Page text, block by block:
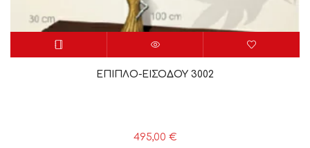
ΕΠΙΠΛΟ-ΕΙΣΟΔΟΥ 3002
495,00 €